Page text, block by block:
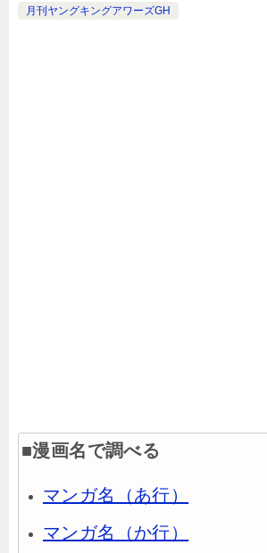
月刊ヤングキングアワーズGH
■漫画名で調べる
マンガ名（あ行）
マンガ名（か行）